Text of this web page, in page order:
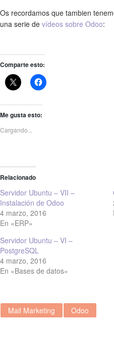
Os recordamos que tambien
una serie de vídeos sobre Odoo:
Comparte esto:
Me gusta esto:
Cargando...
Relacionado
Servidor Ubuntu – VII –
Instalación de Odoo
4 marzo, 2016
En «ERP»
Servidor Ubuntu – VI –
PostgreSQL
4 marzo, 2016
En «Bases de datos»
Mail Marketing Odoo